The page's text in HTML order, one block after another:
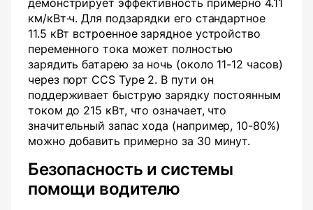
демонстрирует эффективность примерно 4.11
км/кВт·ч. Для подзарядки его стандартное
11.5 кВт встроенное зарядное устройство
переменного тока может полностью
зарядить батарею за ночь (около 11-12 часов)
через порт CCS Type 2. В пути он
поддерживает быструю зарядку постоянным
током до 215 кВт, что означает, что
значительный запас хода (например, 10-80%)
можно добавить примерно за 30 минут.
Безопасность и системы
помощи водителю